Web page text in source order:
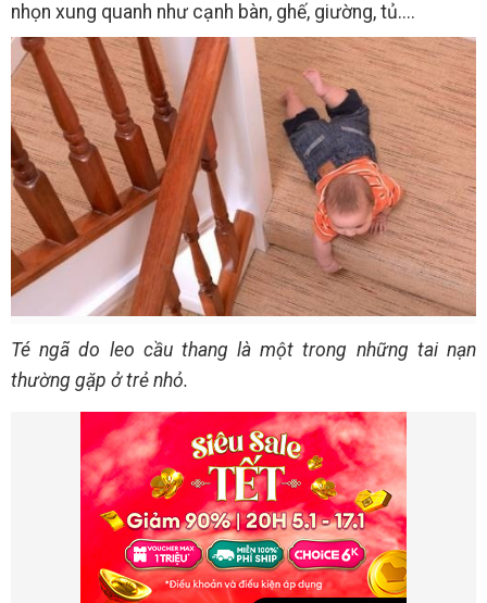
nhọn xung quanh như cạnh bàn, ghế, giường, tủ....
Té ngã do leo cầu thang là một trong những tai nạn
thường gặp ở trẻ nhỏ.